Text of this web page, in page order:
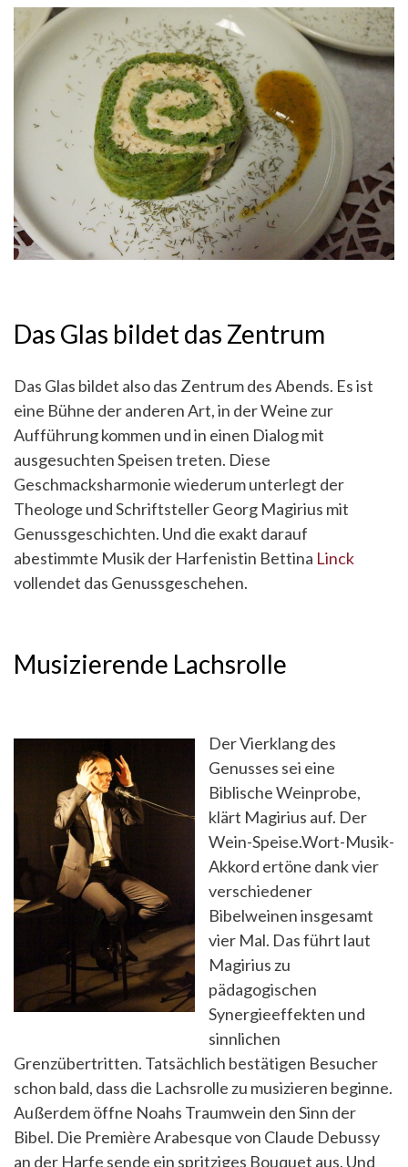
Das Glas bildet das Zentrum
Das Glas bildet also das Zentrum des Abends. Es ist
eine Bühne der anderen Art, in der Weine zur
Aufführung kommen und in einen Dialog mit
ausgesuchten Speisen treten. Diese
Geschmacksharmonie wiederum unterlegt der
Theologe und Schriftsteller Georg Magirius mit
Genussgeschichten. Und die exakt darauf
abestimmte Musik der Harfenistin Bettina Linck
vollendet das Genussgeschehen.
Musizierende Lachsrolle
Der Vierklang des
Genusses sei eine
Biblische Weinprobe,
klärt Magirius auf. Der
Wein-Speise.Wort-Musik-
Akkord ertöne dank vier
verschiedener
Bibelweinen insgesamt
vier Mal. Das führt laut
Magirius zu
pädagogischen
Synergieeffekten und
sinnlichen
Grenzübertritten. Tatsächlich bestätigen Besucher
schon bald, dass die Lachsrolle zu musizieren beginne.
Außerdem öffne Noahs Traumwein den Sinn der
Bibel. Die Première Arabesque von Claude Debussy
an der Harfe sende ein spritziges Bouquet aus. Und